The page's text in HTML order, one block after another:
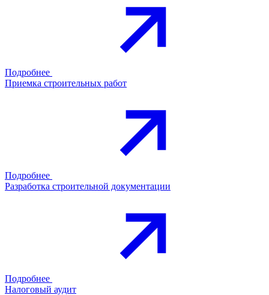
Подробнее
Приемка строительных работ
Подробнее
Разработка строительной документации
Подробнее
Налоговый аудит